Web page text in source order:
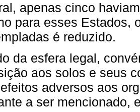
apenas cinco
para esses Estados,
é reduzido.
da esfera legal,
aos solos e seus
adversos aos
a ser mencionado,